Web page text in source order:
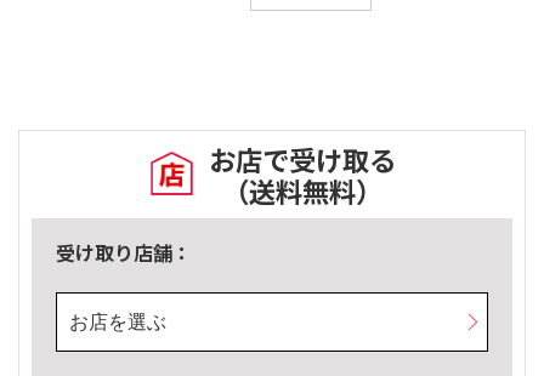
お店で受け取る
（送料無料）
受け取り店舗：
お店を選ぶ